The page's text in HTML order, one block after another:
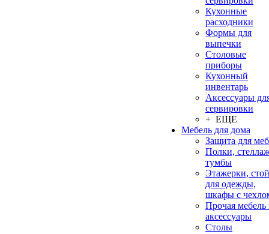
Кухонные
расходники
Формы для
выпечки
Столовые
приборы
Кухонный
инвентарь
Аксессуары
сервировки
+ ЕЩЕ
Мебель для дома
Защита для
Полки,
тумбы
Этажерки,
для одежды,
шкафы с
Прочая мебель
аксессуары
Столы